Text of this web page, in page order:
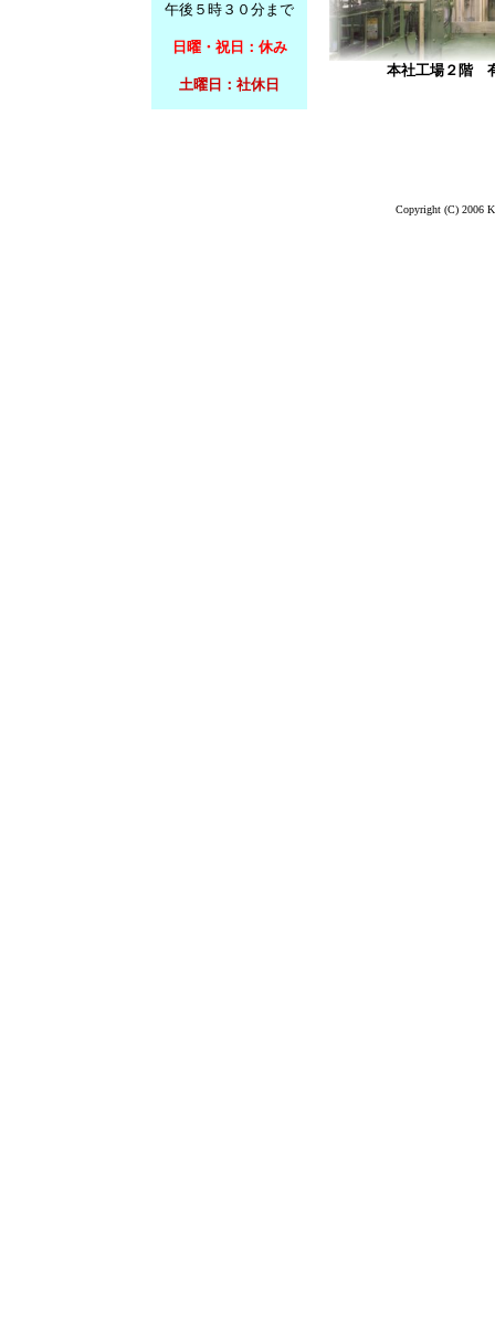
午後５時３０分まで
日曜・祝日：休み
土曜日：社休日
本社工場２階
Copyright (C) 2006